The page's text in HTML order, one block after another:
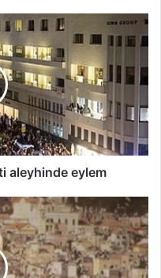
aleyhinde eylem